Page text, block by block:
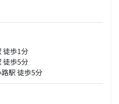
徒歩1分
徒歩5分
駅 徒歩5分